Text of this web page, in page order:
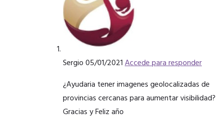
Sergio05/01/2021Accede para responder
¿Ayudaria tener imagenes geolocalizadas de
provincias cercanas para aumentar visibilidad?
Gracias y Feliz año